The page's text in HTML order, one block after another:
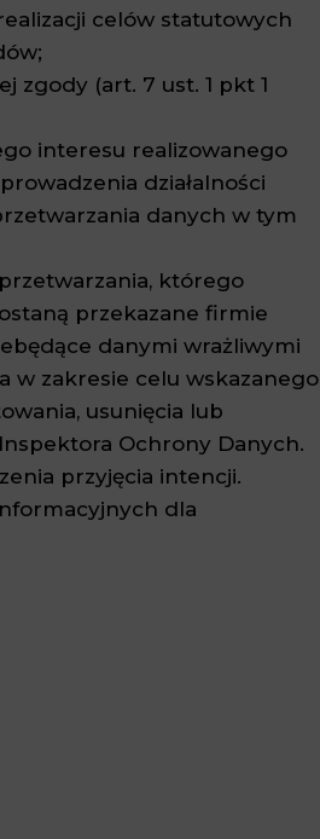
celów statutowych
zgody (art. 7 ust. 1 pkt 1
interesu realizowanego
działalności
danych w tym
którego
przekazane firmie
danymi wrażliwymi
w zakresie celu wskazanego
usunięcia lub
Ochrony Danych.
przyjęcia intencji.
dla